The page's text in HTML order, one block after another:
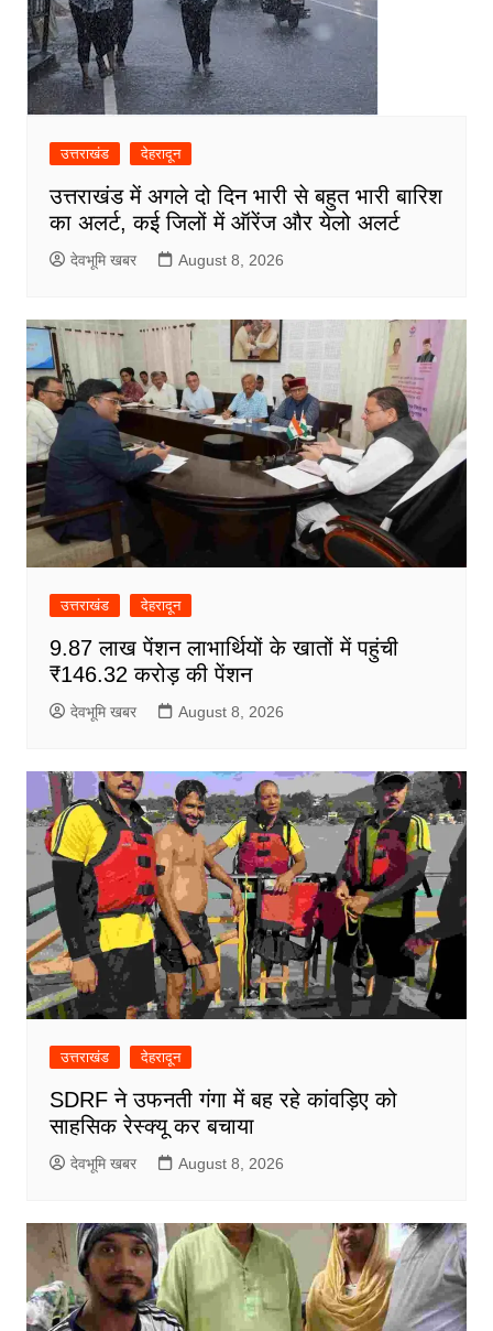
उत्तराखंड देहरादून
उत्तराखंड में अगले दो दिन भारी से बहुत भारी बारिश
का अलर्ट, कई जिलों में ऑरेंज और येलो अलर्ट
देवभूमि खबर August 8, 2026
उत्तराखंड देहरादून
9.87 लाख पेंशन लाभार्थियों के खातों में पहुंची
₹146.32 करोड़ की पेंशन
देवभूमि खबर August 8, 2026
उत्तराखंड देहरादून
SDRF ने उफनती गंगा में बह रहे कांवड़िए को
साहसिक रेस्क्यू कर बचाया
देवभूमि खबर August 8, 2026